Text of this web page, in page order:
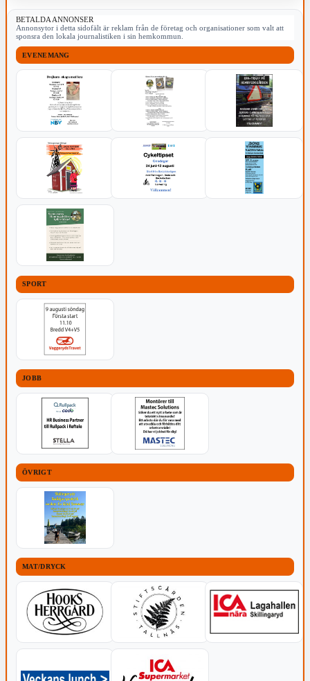
BETALDA ANNONSER
Annonsytor i detta sidofält är reklam från de företag och organisationer som valt att
sponsra den lokala journalistiken i sin hemkommun.
EVENEMANG
SPORT
JOBB
ÖVRIGT
MAT/DRYCK